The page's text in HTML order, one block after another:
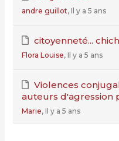
andre guillot, Il y a 5 ans
citoyenneté...
Flora Louise, Il y a 5 ans
Violences
auteurs d'agression
Marie, Il y a 5 ans